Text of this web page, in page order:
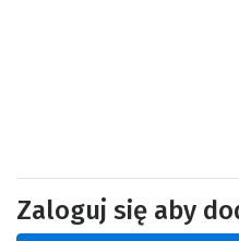
Zaloguj się aby